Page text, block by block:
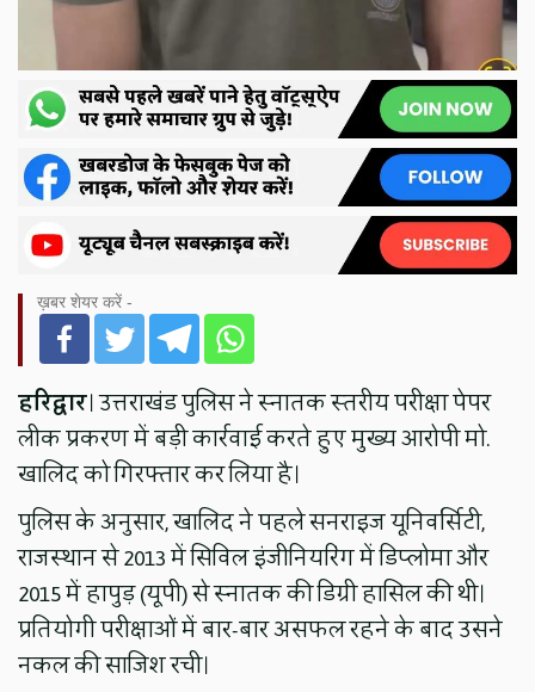
ख़बर शेयर करें -
हरिद्वार। उत्तराखंड पुलिस ने स्नातक स्तरीय परीक्षा पेपर
लीक प्रकरण में बड़ी कार्रवाई करते हुए मुख्य आरोपी मो.
खालिद को गिरफ्तार कर लिया है।
पुलिस के अनुसार, खालिद ने पहले सनराइज यूनिवर्सिटी,
राजस्थान से 2013 में सिविल इंजीनियरिंग में डिप्लोमा और
2015 में हापुड़ (यूपी) से स्नातक की डिग्री हासिल की थी।
प्रतियोगी परीक्षाओं में बार-बार असफल रहने के बाद उसने
नकल की साजिश रची।